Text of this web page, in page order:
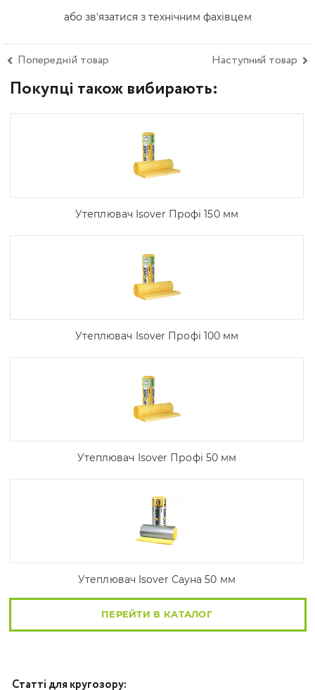
або зв'язатися з технічним фахівцем
Попередній товар Наступний товар
Покупці також вибирають:
Утеплювач Isover Профі 150 мм
Утеплювач Isover Профі 100 мм
Утеплювач Isover Профі 50 мм
Утеплювач Isover Сауна 50 мм
ПЕРЕЙТИ В КАТАЛОГ
Статті для кругозору: